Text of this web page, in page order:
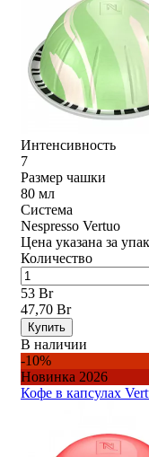
Интенсивность
7
Размер чашки
80 мл
Система
Nespresso Vertuo
Цена указана за
Количество
53 Br
47,70 Br
Купить
В наличии
-10%
Новинка 2026
Кофе в капсулах